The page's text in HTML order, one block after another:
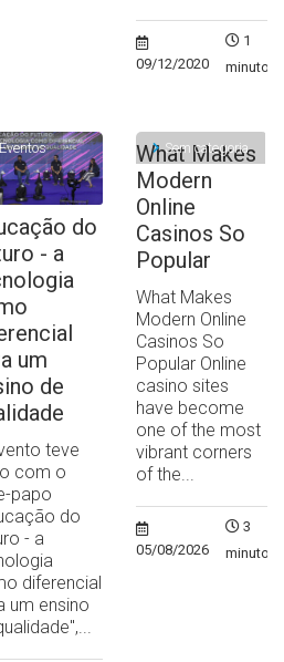
09/12/2020
1
minuto
Eventos
do
- a
um
de
teve
com o
papo
do
- a
diferencial
um ensino
Sem categoria
What Makes
Modern
Online
Casinos So
Popular
What Makes
Modern Online
Casinos So
Popular Online
casino sites
have become
one of the most
vibrant corners
of the...
05/08/2026
3
minutos